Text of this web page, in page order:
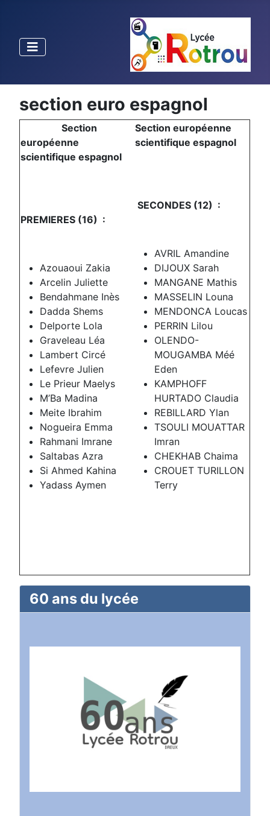
section euro espagnol
Section
européenne
scientifique espagnol
PREMIERES (16) :
Azouaoui Zakia
Arcelin Juliette
Bendahmane Inès
Dadda Shems
Delporte Lola
Graveleau Léa
Lambert Circé
Lefevre Julien
Le Prieur Maelys
M’Ba Madina
Meite Ibrahim
Nogueira Emma
Rahmani Imrane
Saltabas Azra
Si Ahmed Kahina
Yadass Aymen
Section européenne
scientifique espagnol
SECONDES (12) :
AVRIL Amandine
DIJOUX Sarah
MANGANE Mathis
MASSELIN Louna
MENDONCA Loucas
PERRIN Lilou
OLENDO-
MOUGAMBA Méé
Eden
KAMPHOFF
HURTADO Claudia
REBILLARD Ylan
TSOULI MOUATTAR
Imran
CHEKHAB Chaima
CROUET TURILLON
Terry
60 ans du lycée